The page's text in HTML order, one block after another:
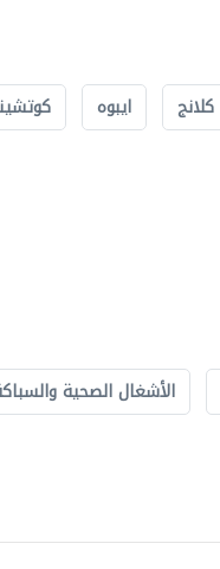
كلانج ايبوه
الأشغال الصحية